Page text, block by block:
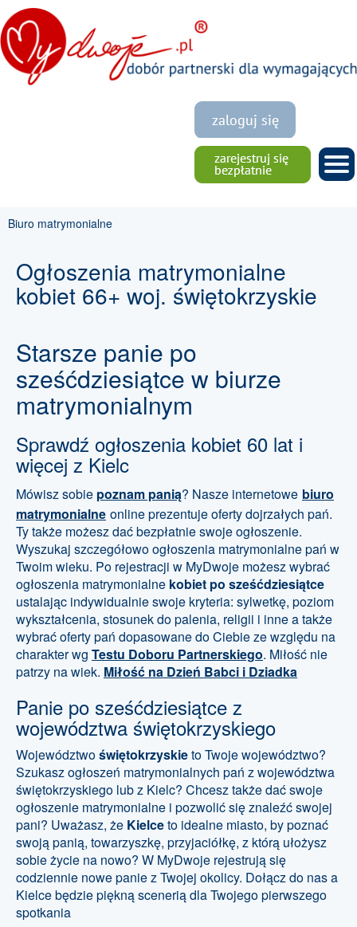
Biuro matrymonialne
Ogłoszenia matrymonialne
kobiet 66+ woj. świętokrzyskie
Starsze panie po
sześćdziesiątce w biurze
matrymonialnym
Sprawdź ogłoszenia kobiet 60 lat i
więcej z Kielc
Mówisz sobie poznam panią? Nasze internetowe biuro
matrymonialne online prezentuje oferty dojrzałych pań.
Ty także możesz dać bezpłatnie swoje ogłoszenie.
Wyszukaj szczegółowo ogłoszenia matrymonialne pań w
Twoim wieku. Po rejestracji w MyDwoje możesz wybrać
ogłoszenia matrymonialne kobiet po sześćdziesiątce
ustalając indywidualnie swoje kryteria: sylwetkę, poziom
wykształcenia, stosunek do palenia, religii i inne a także
wybrać oferty pań dopasowane do Ciebie ze względu na
charakter wg Testu Doboru Partnerskiego. Miłość nie
patrzy na wiek. Miłość na Dzień Babci i Dziadka
Panie po sześćdziesiątce z
województwa świętokrzyskiego
Województwoświętokrzyskieto Twoje województwo?
Szukasz ogłoszeń matrymonialnych pań z województwa
świętokrzyskiego lub z Kielc? Chcesz także dać swoje
ogłoszenie matrymonialne i pozwolić się znaleźć swojej
pani? Uważasz, że Kielceto idealne miasto, by poznać
swoją panią, towarzyszkę, przyjaciółkę, z którą ułożysz
sobie życie na nowo? W MyDwoje rejestrują się
codziennie nowe panie z Twojej okolicy. Dołącz do nas a
Kielce będzie piękną scenerią dla Twojego pierwszego
spotkania